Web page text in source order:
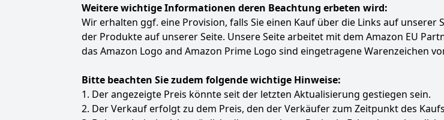
Weitere wichtige Informationen deren Beachtung erbeten wird:
Wir erhalten ggf. eine Provision, falls Sie einen Kauf über die Links auf
der Produkte auf unserer Seite. Unsere Seite arbeitet mit dem Amazon EU
das Amazon Logo and Amazon Prime Logo sind eingetragene Warenzeichen
Bitte beachten Sie zudem folgende wichtige Hinweise:
1. Der angezeigte Preis könnte seit der letzten Aktualisierung gestiegen sein.
2. Der Verkauf erfolgt zu dem Preis, den der Verkäufer zum Zeitpunkt des